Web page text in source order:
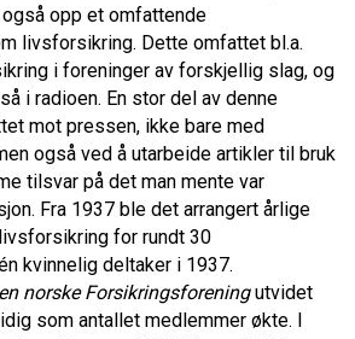
opp et omfattende
livsforsikring. Dette omfattet bl.a.
i foreninger av forskjellig slag, og
i radioen. En stor del av denne
mot pressen, ikke bare med
også ved å utarbeide artikler til bruk
tilsvar på det man mente var
Fra 1937 ble det arrangert årlige
for rundt 30
kvinnelig deltaker i 1937.
norske Forsikringsforeningutvidet
som antallet medlemmer økte. I